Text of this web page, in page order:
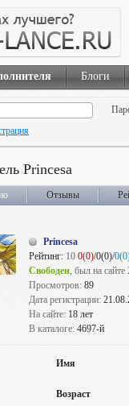
Блоги
Princesa
Отзывы
Princesa
Рейтинг: 10 0(0)/0(0)/
Свободен, был на
Просмотров: 89
Дата регистрации:
На сайте: 18 лет
В каталоге: 4697-й
Имя
Возраст